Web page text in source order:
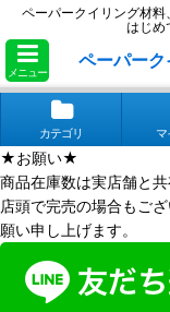
ペーパークイリング材
はじめ
メニュー
ペーパーク
カテゴリ マ
★お願い★
商品在庫数は実店舗と共
店頭で完売の場合もご
願い申し上げます。